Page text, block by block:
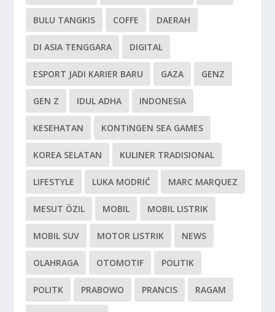
BULU TANGKIS COFFE DAERAH
DI ASIA TENGGARA DIGITAL
ESPORT JADI KARIER BARU GAZA GENZ
GEN Z IDUL ADHA INDONESIA
KESEHATAN KONTINGEN SEA GAMES
KOREA SELATAN KULINER TRADISIONAL
LIFESTYLE LUKA MODRIĆ MARC MARQUEZ
MESUT ÖZIL MOBIL MOBIL LISTRIK
MOBIL SUV MOTOR LISTRIK NEWS
OLAHRAGA OTOMOTIF POLITIK
POLITK PRABOWO PRANCIS RAGAM